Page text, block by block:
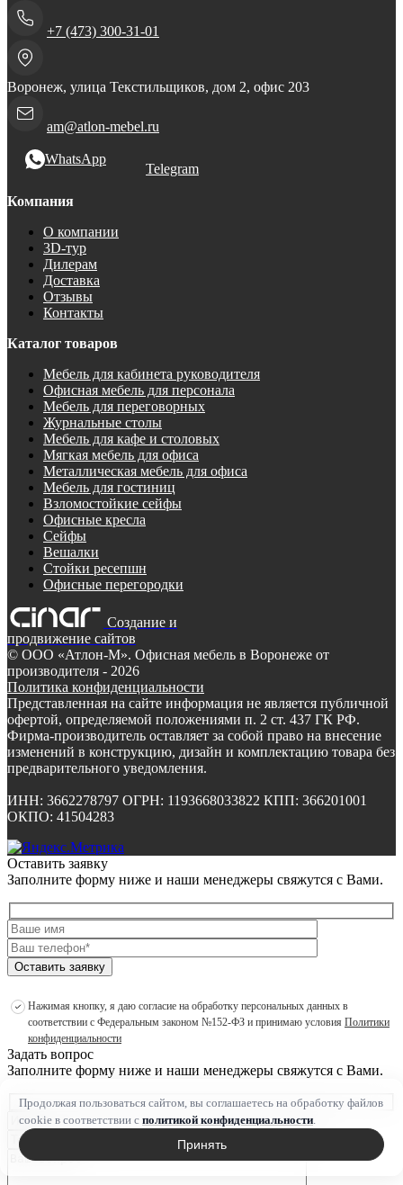
+7 (473) 300-31-01
Воронеж, улица Текстильщиков, дом 2, офис 203
am@atlon-mebel.ru
WhatsApp
Telegram
Компания
О компании
3D-тур
Дилерам
Доставка
Отзывы
Контакты
Каталог товаров
Мебель для кабинета руководителя
Офисная мебель для персонала
Мебель для переговорных
Журнальные столы
Мебель для кафе и столовых
Мягкая мебель для офиса
Металлическая мебель для офиса
Мебель для гостиниц
Взломостойкие сейфы
Офисные кресла
Сейфы
Вешалки
Стойки ресепшн
Офисные перегородки
Создание и
продвижение сайтов
© ООО «Атлон-М». Офисная мебель в Воронеже от
производителя - 2026
Политика конфиденциальности
Представленная на сайте информация не является публичной
офертой, определяемой положениями п. 2 ст. 437 ГК РФ.
Фирма-производитель оставляет за собой право на внесение
изменений в конструкцию, дизайн и комплектацию товара без
предварительного уведомления.
ИНН: 3662278797 ОГРН: 1193668033822 КПП: 366201001
ОКПО: 41504283
Оставить заявку
Заполните форму ниже и наши менеджеры свяжутся с Вами.
Оставить заявку
Нажимая кнопку, я даю согласие на обработку персональных данных в
соответствии с Федеральным законом №152-ФЗ и принимаю условия Политики
конфиденциальности
Задать вопрос
Заполните форму ниже и наши менеджеры свяжутся с Вами.
Продолжая пользоваться сайтом, вы соглашаетесь на обработку файлов
cookie в соответствии с политикой конфиденциальности.
Принять